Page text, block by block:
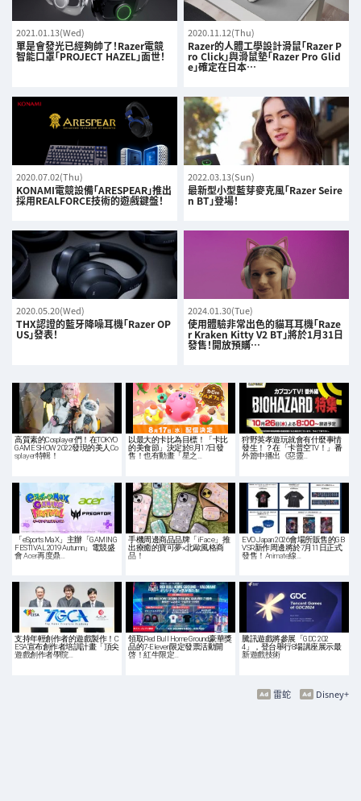
2021.01.13(Wed)
單是會發光已經夠帥了！Razer電競
智能口罩「PROJECT HAZEL」面世！
2020.11.12(Thu)
Razer的人體工學設計滑鼠「Razer P
ro Click」與滑鼠墊「Razer Pro Glid
e」確定在日本…
2020.07.02(Thu)
KONAMI電競設備「ARESPEAR」推出
採用REALFORCE技術的遊戲鍵盤！
2022.03.13(Sun)
最新型小型藍芽麥克風「Razer Seire
n BT」登場！
2020.05.20(Wed)
THX認證的藍牙降噪耳機「Razer OP
US」發表！
2024.01.30(Tue)
使用體驗非常出色的貓耳耳機「Raze
r Kraken Kitty V2 BT」將於1月31日
發售！開放預購…
高質素的Cosplayer們！在TOKYO
GAME SHOW 2022發現的美人Co
splayer特輯！
以最大的卡比為目標！「卡比
的美食節」決定於8月17日發
售！也有動畫「星之…
狩野英孝遊玩就會有什麼事情
發生！？在「卡普空TV！」番
外篇中播出《惡靈…
「eSports MaX」主辦「GAMING
FESTIVAL 2019 Autumn」電競盛
會 Acer再度鼎…
手機周邊商品品牌「iFace」推
出療癒的寶可夢×北歐風格商
品！
EVO Japan 2026會場所販售的GB
VSR新作周邊將於7月11日正式
發售！Animate線…
支持年輕創作者的遊戲製作！C
ESA宣布創作者培訓計畫「頂尖
遊戲創作者學院…
領取Red Bull Home Ground豪華獎
品的7-Eleven限定發票活動開
啓！紅牛限定…
騰訊遊戲將參展「GDC 202
4」，登台舉行8場講座展示最
新遊戲技術
Disney+
雷蛇